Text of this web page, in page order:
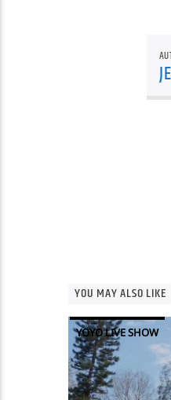
YOU MAY ALSO LIKE
YOYO LIVE SHOW